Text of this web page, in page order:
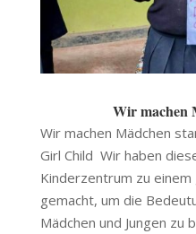
Wir machen
Wir machen Mädchen
Girl Child Wir haben
Kinderzentrum zu
gemacht, um die
Mädchen und Jungen zu